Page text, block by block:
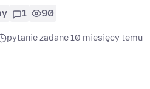
1 90
pytanie zadane 10 miesięcy temu